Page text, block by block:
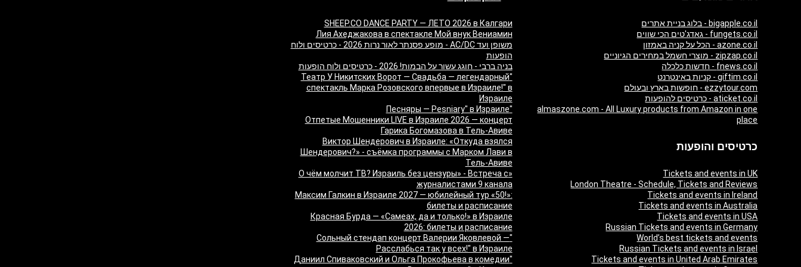
bigapple.co.il - בלוג בניית אתרים
fungets.co.il - גאדג'טים הכי שווים
azone.co.il - הכל על קניה באמזון
zipzap.co.il - מוצרי חשמל במחירים הגיוניים
fnews.co.il - חדשות כלכלה
giftim.co.il - קניות באינטרנט
ezzytour.com - חופשות בארץ ובעולם
aticket.co.il - כרטיסים להופעות
almaszone.com - All Luxury products from Amazon in one
place
כרטיסים והופעות
Tickets and events in UK
London Theatre - Schedule, Tickets and Reviews
Tickets and events in Ireland
Tickets and events in Australia
Tickets and events in USA
Russian Tickets and events in Germany
World’s best tickets and events
Russian Tickets and events in Israel
Tickets and events in United Arab Emirates
SHEEP.CO DANCE PARTY — ЛЕТО 2026 в Калгари
Лия Ахеджакова в спектакле Мой внук Вениамин
משופן ועד AC/DC - מופע פסנתר לאור נרות 2026 - כרטיסים ולוח
הופעות
בניה ברבי - חוגג עשור על הבמות! 2026 - כרטיסים ולוח הופעות
"Театр У Никитских Ворот — Свадьба — легендарный
спектакль Марка Розовского впервые в Израиле!" в
Израиле
"Песняры — Pesniary" в Израиле
Отпетые Мошенники LIVE в Израиле 2026 — концерт
Гарика Богомазова в Тель-Авиве
Виктор Шендерович в Израиле: «Откуда взялся
Шендерович?» - съёмка программы с Марком Лави в
Тель-Авиве
«О чём молчит ТВ? Израиль без цензуры» - Встреча с
журналистами 9 канала
Максим Галкин в Израиле 2027 — юбилейный тур «50!»:
билеты и расписание
Красная Бурда — «Самеах, да и только!» в Израиле
2026: билеты и расписание
"Сольный стендап концерт Валерии Яковлевой —
Расслабься так у всех!" в Израиле
"Даниил Спиваковский и Ольга Прокофьева в комедии